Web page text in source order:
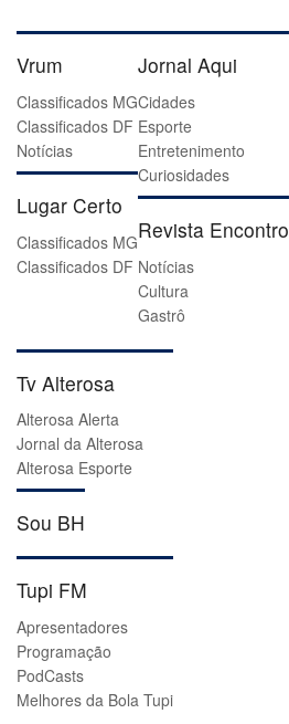
Vrum
Classificados MG
Classificados DF
Notícias
Lugar Certo
Classificados MG
Classificados DF
Jornal Aqui
Cidades
Esporte
Entretenimento
Curiosidades
Revista Encontro
Notícias
Cultura
Gastrô
Tv Alterosa
Alterosa Alerta
Jornal da Alterosa
Alterosa Esporte
Sou BH
Tupi FM
Apresentadores
Programação
PodCasts
Melhores da Bola Tupi